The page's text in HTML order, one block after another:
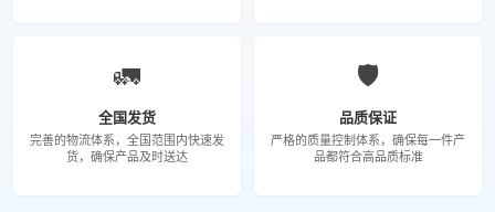
🚛
全国发货
完善的物流体系，全国范围内快速发
货，确保产品及时送达
🛡️
品质保证
严格的质量控制体系，确保每一件产
品都符合高品质标准